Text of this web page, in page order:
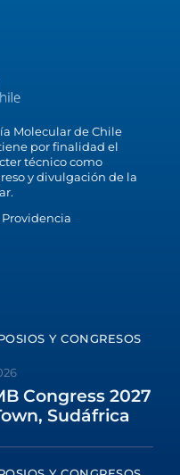
Molecular de Chile
por finalidad el
técnico como
y divulgación de la
Providencia
Y CONGRESOS
Congress 2027
Sudáfrica